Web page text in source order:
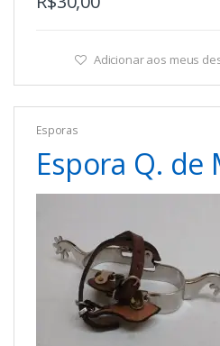
Adicionar aos meus
Esporas
Espora Q. de